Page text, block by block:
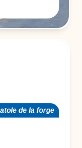
de la forge